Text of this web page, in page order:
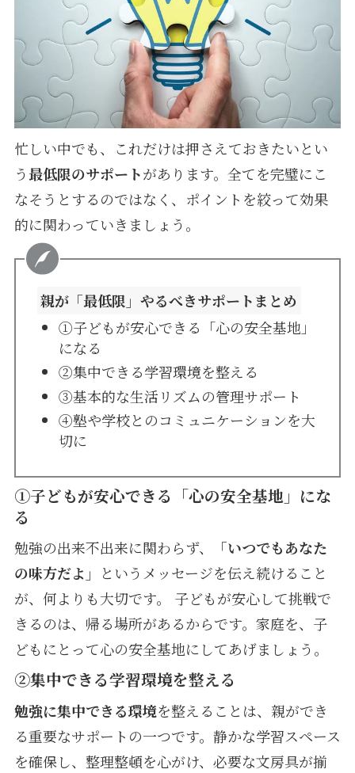
忙しい中でも、これだけは押さえておきたいとい
う最低限のサポートがあります。全てを完璧にこ
なそうとするのではなく、ポイントを絞って効果
的に関わっていきましょう。
親が「最低限」やるべきサポートまとめ
①子どもが安心できる「心の安全基地」
になる
②集中できる学習環境を整える
③基本的な生活リズムの管理サポート
④塾や学校とのコミュニケーションを大
切に
①子どもが安心できる「心の安全基地」にな
る
勉強の出来不出来に関わらず、
「いつでもあなた
の味方だよ」
というメッセージを伝え続けること
が、何よりも大切です。 子どもが安心して挑戦で
きるのは、帰る場所があるからです。家庭を、子
どもにとって心の安全基地にしてあげましょう。
②集中できる学習環境を整える
勉強に集中できる環境を整えることは、親ができ
る重要なサポートの一つです。静かな学習スペース
を確保し、整理整頓を心がけ、必要な文房具が揃